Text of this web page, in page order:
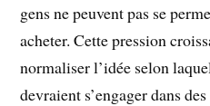
gens ne peuvent pas se
acheter. Cette pression
normaliser l’idée selon
devraient s’engager dans